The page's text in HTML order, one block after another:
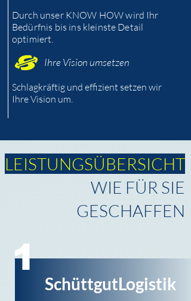
Durch unser KNOW HOW wird Ihr
Bedürfnis bis ins kleinste Detail
optimiert.
Ihre Vision umsetzen
Schlagkräftig und effizient setzen wir
Ihre Vision um.
LEISTUNGSÜBERSICHT
WIE FÜR SIE
GESCHAFFEN
SchüttgutLogistik
1